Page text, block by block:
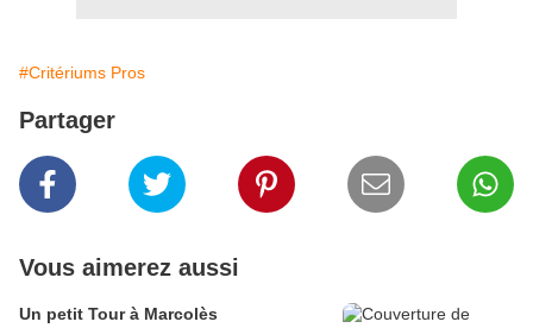
#Critériums Pros
Partager
Vous aimerez aussi
Un petit Tour à Marcolès